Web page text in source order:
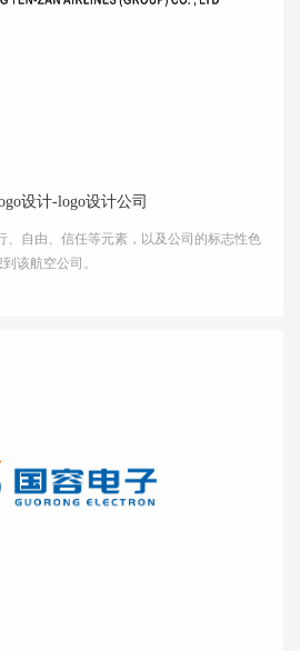
设计-logo设计公司
、自由、信任等元素，以及公司的标志性色
该航空公司。